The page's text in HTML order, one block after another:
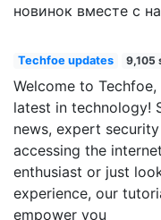
новинок вместе с
Techfoe updates 9,105
Welcome to
latest in technology!
news, expert
accessing the
enthusiast or just
experience, our
empower you